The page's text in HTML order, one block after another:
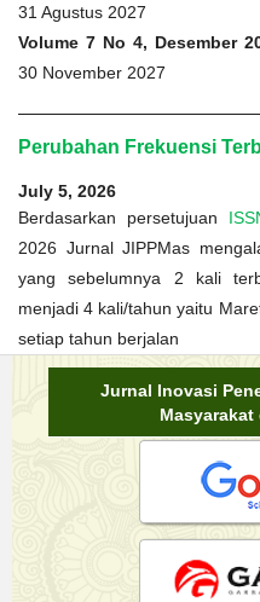
31 Agustus 2027
Volume 7 No 4, Desember
30 November 2027
Perubahan Frekuensi
July 5, 2026
Berdasarkan persetujuan
2026 Jurnal JIPPMas
yang sebelumnya 2 kali
menjadi 4 kali/tahun yaitu
setiap tahun berjalan
Jurnal Inovasi